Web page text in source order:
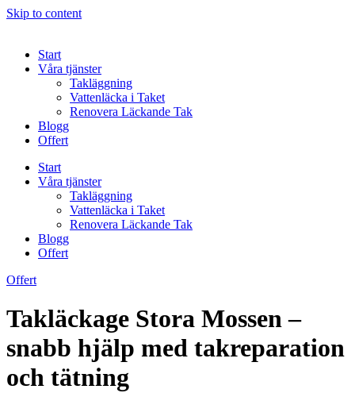
Skip to content
Start
Våra tjänster
Takläggning
Vattenläcka i Taket
Renovera Läckande Tak
Blogg
Offert
Start
Våra tjänster
Takläggning
Vattenläcka i Taket
Renovera Läckande Tak
Blogg
Offert
Offert
Takläckage Stora Mossen –
snabb hjälp med takreparation
och tätning